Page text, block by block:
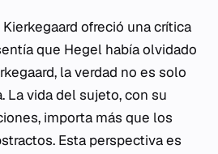
Kierkegaard ofreció una crítica
que Hegel había olvidado
la verdad no es solo
La vida del sujeto, con su
importa más que los
Esta perspectiva es